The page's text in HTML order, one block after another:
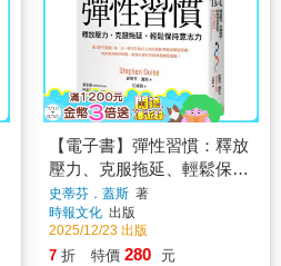
【電子書】彈性習慣：釋放
壓力、克服拖延、輕鬆保持
意志力
史蒂芬．蓋斯 著
時報文化 出版
2025/12/23 出版
7 折 特價 280 元